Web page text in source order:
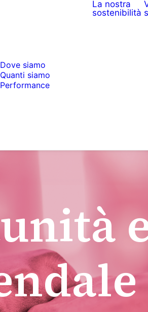
Dove siamo
Quanti siamo
Performance
La nostra
sostenibilità